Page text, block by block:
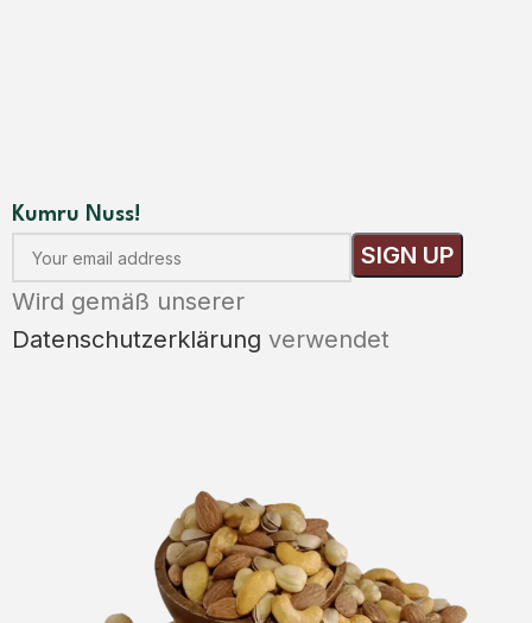
Kumru Nuss!
Wird gemäß unserer
Datenschutzerklärung verwendet